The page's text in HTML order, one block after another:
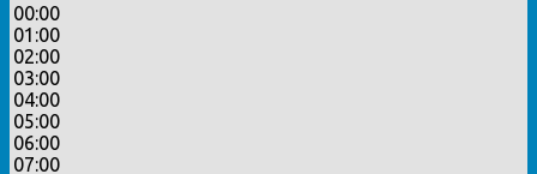
00:00
01:00
02:00
03:00
04:00
05:00
06:00
07:00